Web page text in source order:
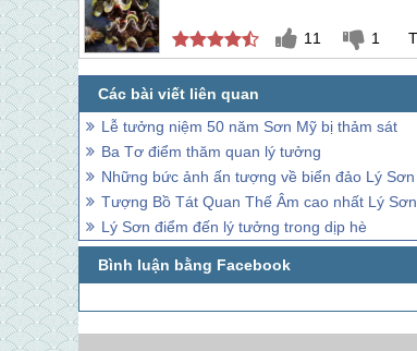
11 1
Lễ tưởng niệm 50 năm Sơn Mỹ bị thảm sát
Ba Tơ điểm thăm quan lý tưởng
Những bức ảnh ấn tượng về biển đảo Lý Sơn
Tượng Bồ Tát Quan Thế Âm cao nhất Lý Sơn
Lý Sơn điểm đến lý tưởng trong dịp hè